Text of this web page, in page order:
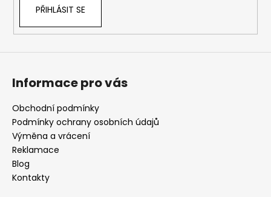
PŘIHLÁSIT SE
Informace pro vás
Obchodní podmínky
Podmínky ochrany osobních údajů
Výměna a vrácení
Reklamace
Blog
Kontakty